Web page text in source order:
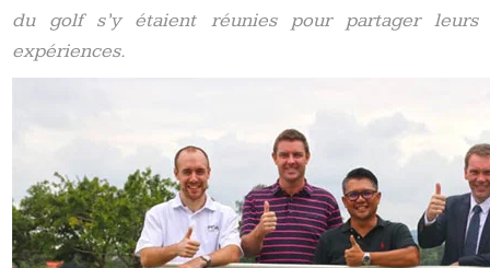
du golf s’y étaient réunies pour partager leurs
expériences.